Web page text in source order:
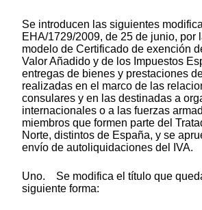
Se introducen las siguientes
EHA/1729/2009, de 25 de junio, por
modelo de Certificado de exención
Valor Añadido y de los Impuestos
entregas de bienes y prestaciones
realizadas en el marco de las
consulares y en las destinadas a
internacionales o a las fuerzas
miembros que formen parte del
Norte, distintos de España, y se
envío de autoliquidaciones del IVA.
Uno. Se modifica el título que
siguiente forma: